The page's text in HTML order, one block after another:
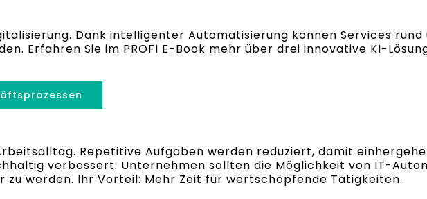
Dank intelligenter Automatisierung können Services rund
Erfahren Sie im PROFI E-Book mehr über drei innovative KI-
Repetitive Aufgaben werden reduziert, damit
verbessert. Unternehmen sollten die Möglichkeit von IT-
werden. Ihr Vorteil: Mehr Zeit für wertschöpfende Tätigkeiten.